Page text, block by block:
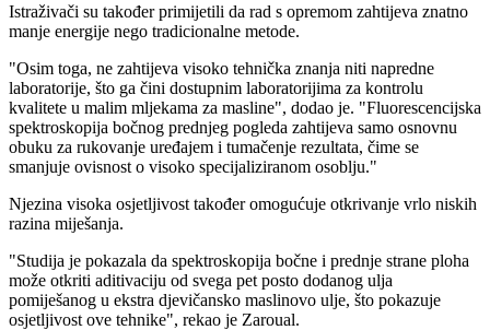
Istraživači su također primijetili da rad s opremom zahtijeva znatno
manje energije nego tradicionalne metode.
"Osim toga, ne zahtijeva visoko tehnička znanja niti napredne
laboratorije, što ga čini dostupnim laboratorijima za kontrolu
kvalitete u malim mljekama za masline", dodao je. "Fluorescencijska
spektroskopija bočnog prednjeg pogleda zahtijeva samo osnovnu
obuku za rukovanje uređajem i tumačenje rezultata, čime se
smanjuje ovisnost o visoko specijaliziranom osoblju."
Njezina visoka osjetljivost također omogućuje otkrivanje vrlo niskih
razina miješanja.
"Studija je pokazala da spektroskopija bočne i prednje strane ploha
može otkriti aditivaciju od svega pet posto dodanog ulja
pomiješanog u ekstra djevičansko maslinovo ulje, što pokazuje
osjetljivost ove tehnike", rekao je Zaroual.